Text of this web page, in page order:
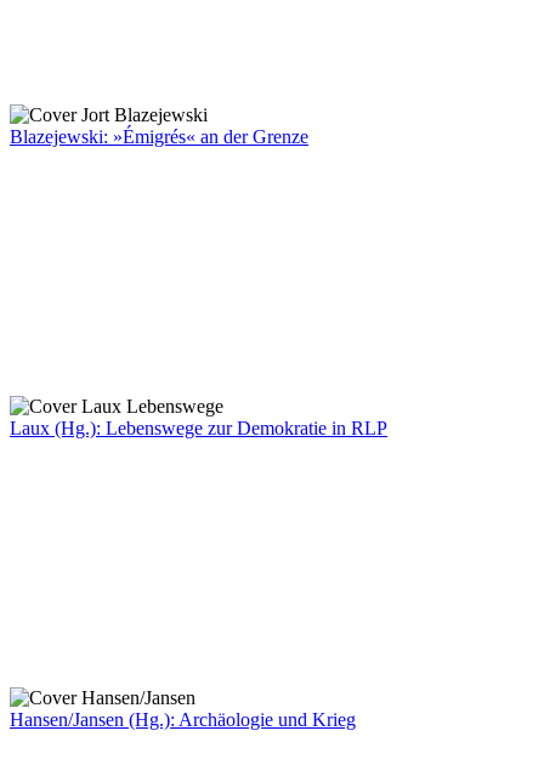
Blazejewski: »Émigrés« an der Grenze
Laux (Hg.): Lebenswege zur Demokratie in RLP
Hansen/Jansen (Hg.): Archäologie und Krieg